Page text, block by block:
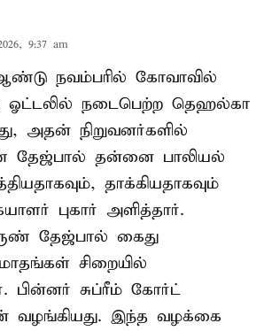
9:37 am
நவம்பரில் கோவாவில்
ஓட்டலில் நடைபெற்ற தெஹல்கா
அதன் நிறுவனர்களில்
தேஜ்பால் தன்னை பாலியல்
தாக்கியதாகவும்
புகார் அளித்தார்.
தேஜ்பால் கைது
சிறையில்
பின்னர் சுப்ரீம் கோர்ட்
வழங்கியது. இந்த வழக்கை